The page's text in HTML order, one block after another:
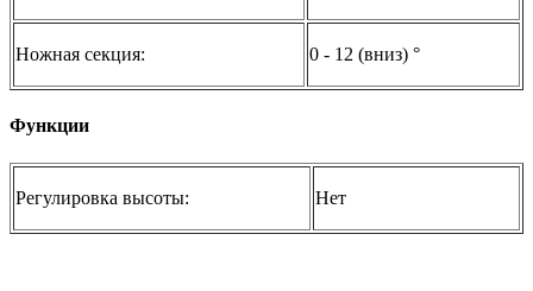
Ножная секция: 0 - 12 (вниз) °
Функции
Регулировка высоты: Нет